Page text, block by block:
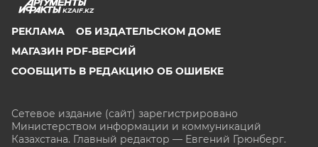
KZAIF.KZ
РЕКЛАМА
ОБ ИЗДАТЕЛЬСКОМ ДОМЕ
МАГАЗИН PDF-ВЕРСИЙ
СООБЩИТЬ В РЕДАКЦИЮ ОБ ОШИБКЕ
Сетевое издание (сайт) зарегистрировано
Министерством информации и коммуникаций
Казахстана. Главный редактор — Евгений Грюнберг.